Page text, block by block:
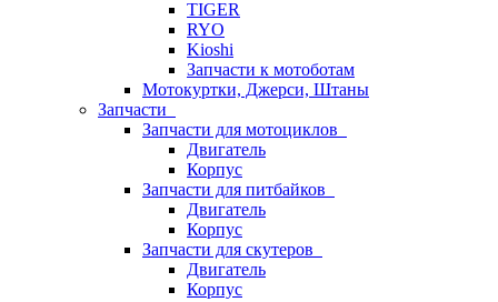
TIGER
RYO
Kioshi
Запчасти к мотоботам
Мотокуртки, Джерси, Штаны
Запчасти
Запчасти для мотоциклов
Двигатель
Корпус
Запчасти для питбайков
Двигатель
Корпус
Запчасти для скутеров
Двигатель
Корпус